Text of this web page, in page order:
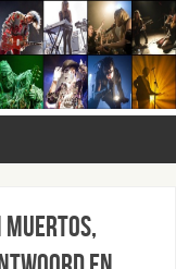
muertos,